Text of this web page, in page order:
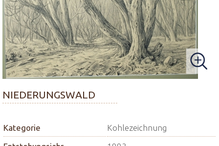
NIEDERUNGSWALD
Kategorie
Kohlezeichnung